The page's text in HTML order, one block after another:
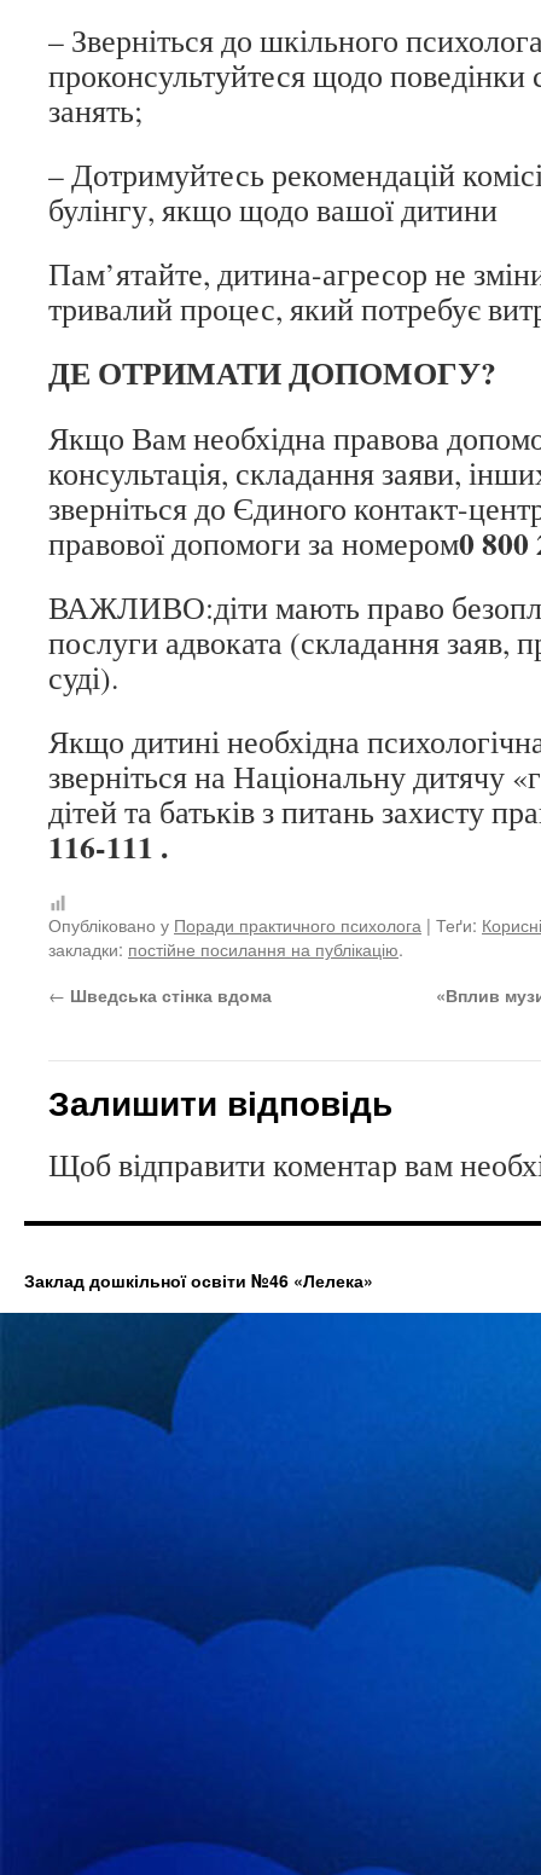
– Зверніться до шкільного
проконсультуйтеся щодо поведінки
занять;
– Дотримуйтесь рекомендацій
булінгу, якщо щодо вашої дитини
Пам’ятайте, дитина-агресор не
тривалий процес, який потребує
ДЕ ОТРИМАТИ ДОПОМОГУ?
Якщо Вам необхідна правова
консультація, складання заяви,
зверніться до Єдиного контакт-
правової допомоги за номером0 800
ВАЖЛИВО:діти мають право
послуги адвоката (складання заяв,
суді).
Якщо дитині необхідна
зверніться на Національну дитячу
дітей та батьків з питань захисту
116-111 .
Опубліковано у Поради практичного психолога | Теґи:
закладки: постійне посилання на публікацію.
← Шведська стінка вдома «Вплив
Залишити відповідь
Щоб відправити коментар вам
Заклад дошкільної освіти №46 «Лелека»